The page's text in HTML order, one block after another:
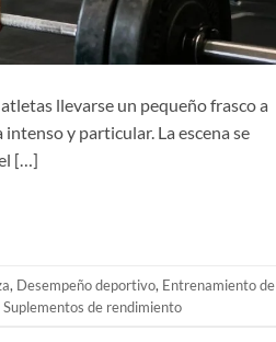
llevarse un pequeño frasco a
y particular. La escena se
[…]
, Desempeño deportivo, Entrenamiento de
Suplementos de rendimiento